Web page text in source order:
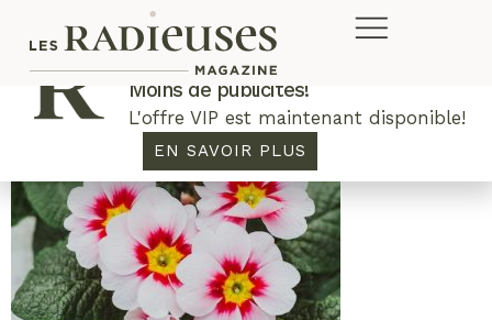
Plus de concours. Plus de rabais.
Moins de publicités!
L'offre VIP est maintenant disponible!
EN SAVOIR PLUS